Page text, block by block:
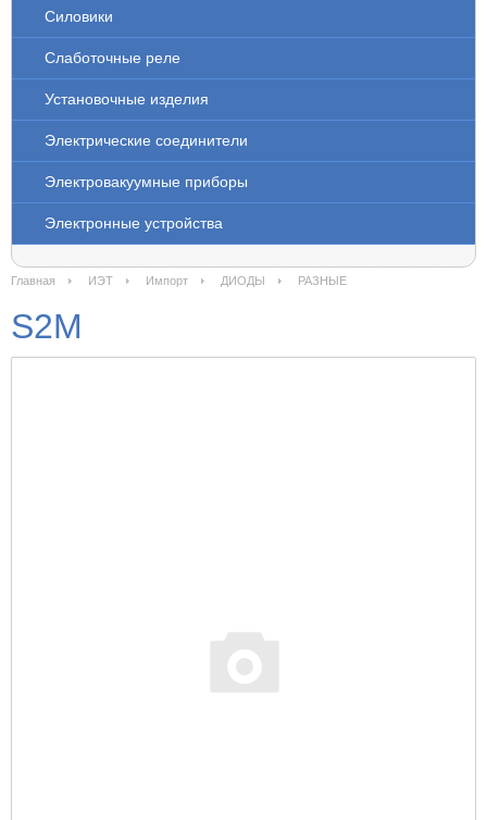
Силовики
Слаботочные реле
Установочные изделия
Электрические соединители
Электровакуумные приборы
Электронные устройства
Главная ИЭТ Импорт ДИОДЫ РАЗНЫЕ
S2M